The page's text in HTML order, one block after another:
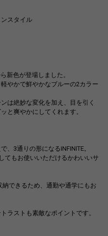
スタイル
新色が登場しました。
やかで鮮やかなブルーの2カラー
は絶妙な変化を加え、目を引く
と爽やかにしてくれます。
、3通りの形になるINFINITE。
てもお使いいただけるかわいいサ
できるため、通勤や通学にもお
ラストも素敵なポイントです。